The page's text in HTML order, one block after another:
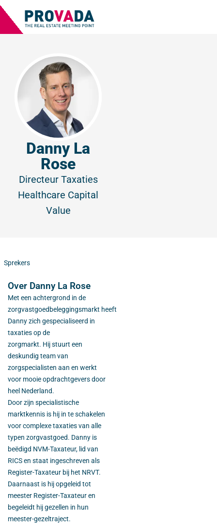
Danny La
Rose
Directeur Taxaties
Healthcare Capital
Value
Sprekers
Over Danny La Rose
Met een achtergrond in de
zorgvastgoedbeleggingsmarkt heeft
Dannyzich gespecialiseerd in
taxaties op de
zorgmarkt. Hijstuurt een
deskundig team van
zorgspecialisten aan en werkt
voor mooieopdrachtgevers door
heel Nederland.
Doorzijn specialistische
marktkennis is hij in te schakelen
voor complexe taxaties van alle
typen zorgvastgoed. Danny is
beëdigd NVM-Taxateur, lid van
RICS en staat ingeschreven als
Register-Taxateur bij het NRVT.
Daarnaast is hij opgeleid tot
meester Register-Taxateur en
begeleidt hij gezellen in hun
meester-gezeltraject.